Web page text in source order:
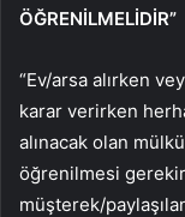
ÖĞRENİLMELİDİR”
“Ev/arsa alırken
karar verirken
alınacak olan
öğrenilmesi
müşterek/